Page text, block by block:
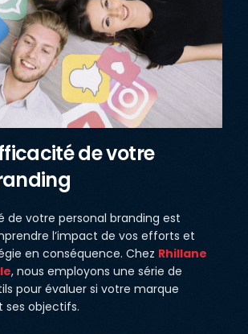
de votre
de votre personal branding est
l’impact de vos efforts et
en conséquence. Chez Rhillane
, nous employons une série de
pour évaluer si votre marque
ses objectifs.